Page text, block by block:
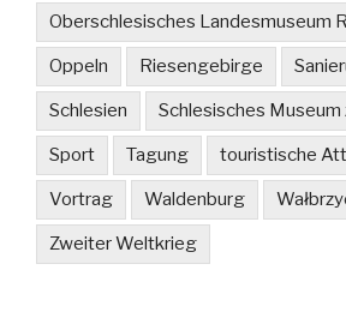
Oberschlesisches Landesmuseum
Oppeln Riesengebirge
Schlesien Schlesisches Museum
Sport Tagung touristische
Vortrag Waldenburg
Zweiter Weltkrieg